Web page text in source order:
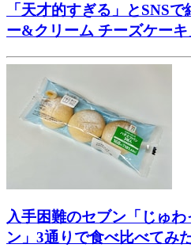
「天才的すぎる」とSNS
ー&クリーム チーズケー
入手困難のセブン「じゅ
ン」3通りで食べ比べてみ